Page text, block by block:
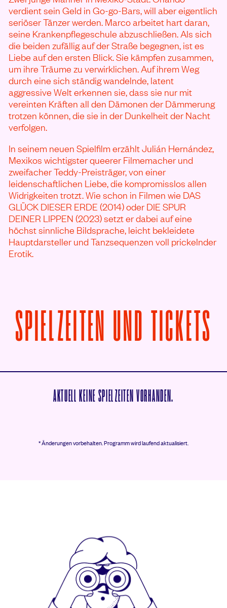
verdient sein Geld in Go-go-Bars, will aber eigentlich
seriöser Tänzer werden. Marco arbeitet hart daran,
seine Krankenpflegeschule abzuschließen. Als sich
die beiden zufällig auf der Straße begegnen, ist es
Liebe auf den ersten Blick. Sie kämpfen zusammen,
um ihre Träume zu verwirklichen. Auf ihrem Weg
durch eine sich ständig wandelnde, latent
aggressive Welt erkennen sie, dass sie nur mit
vereinten Kräften all den Dämonen der Dämmerung
trotzen können, die sie in der Dunkelheit der Nacht
verfolgen.
In seinem neuen Spielfilm erzählt Julián Hernández,
Mexikos wichtigster queerer Filmemacher und
zweifacher Teddy-Preisträger, von einer
leidenschaftlichen Liebe, die kompromisslos allen
Widrigkeiten trotzt. Wie schon in Filmen wie DAS
GLÜCK DIESER ERDE (2014) oder DIE SPUR
DEINER LIPPEN (2023) setzt er dabei auf eine
höchst sinnliche Bildsprache, leicht bekleidete
Hauptdarsteller und Tanzsequenzen voll prickelnder
Erotik.
SPIELZEITEN UND TICKETS
AKTUELL KEINE SPIELZEITEN VORHANDEN.
* Änderungen vorbehalten.Programm wird laufend aktualisiert.